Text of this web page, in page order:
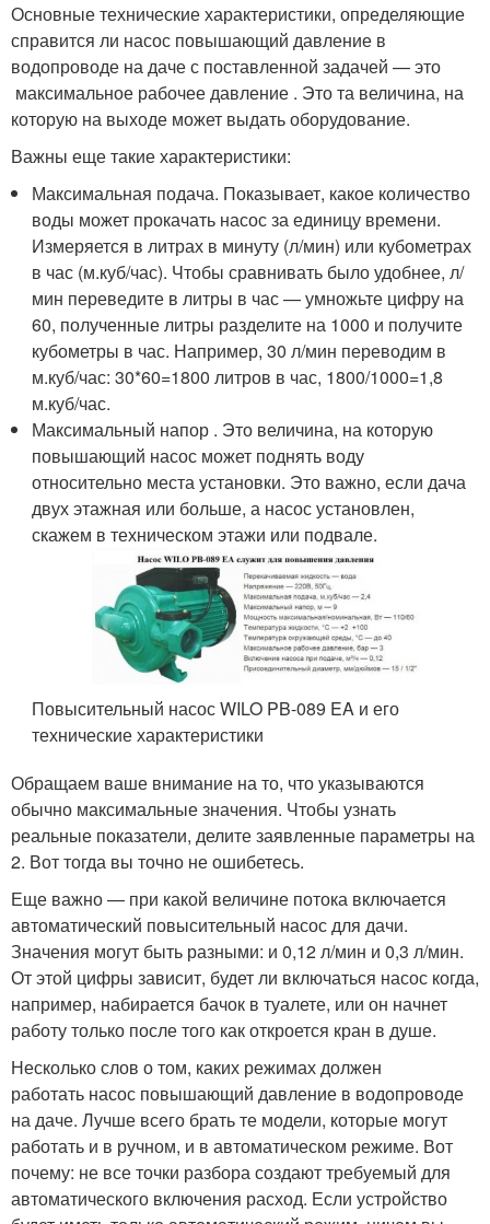
Основные технические характеристики, определяющие
справится ли насос повышающий давление в
водопроводе на даче с поставленной задачей — это
максимальное рабочее давление . Это та величина, на
которую на выходе может выдать оборудование.
Важны еще такие характеристики:
Максимальная подача. Показывает, какое количество
воды может прокачать насос за единицу времени.
Измеряется в литрах в минуту (л/мин) или кубометрах
в час (м.куб/час). Чтобы сравнивать было удобнее, л/
мин переведите в литры в час — умножьте цифру на
60, полученные литры разделите на 1000 и получите
кубометры в час. Например, 30 л/мин переводим в
м.куб/час: 30*60=1800 литров в час, 1800/1000=1,8
м.куб/час.
Максимальный напор . Это величина, на которую
повышающий насос может поднять воду
относительно места установки. Это важно, если дача
двух этажная или больше, а насос установлен,
скажем в техническом этажи или подвале.
Повысительный насос WILO PB-089 EA и его
технические характеристики
Обращаем ваше внимание на то, что указываются
обычно максимальные значения. Чтобы узнать
реальные показатели, делите заявленные параметры на
2. Вот тогда вы точно не ошибетесь.
Еще важно — при какой величине потока включается
автоматический повысительный насос для дачи.
Значения могут быть разными: и 0,12 л/мин и 0,3 л/мин.
От этой цифры зависит, будет ли включаться насос когда,
например, набирается бачок в туалете, или он начнет
работу только после того как откроется кран в душе.
Несколько слов о том, каких режимах должен
работать насос повышающий давление в водопроводе
на даче. Лучше всего брать те модели, которые могут
работать и в ручном, и в автоматическом режиме. Вот
почему: не все точки разбора создают требуемый для
автоматического включения расход. Если устройство